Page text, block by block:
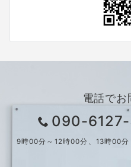
電話でお
090-6127-
9時00分～12時00分、13時00